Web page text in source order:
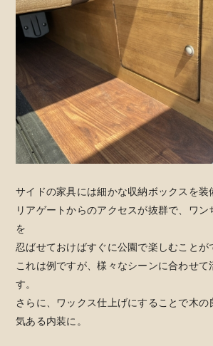
サイドの家具には細かな収納ボックスを装
リアゲートからのアクセスが抜群で、ワ
を
忍ばせておけばすぐに公園で楽しむことが
これは例ですが、様々なシーンに合わせ
す。
さらに、ワックス仕上げにすることで木の
気ある内装に。